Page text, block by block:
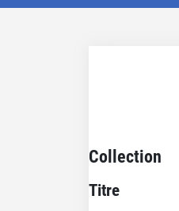
Collection
Titre